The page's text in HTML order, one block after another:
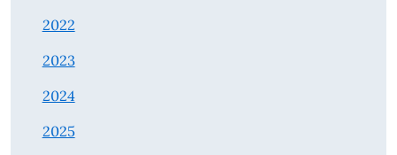
2022
2023
2024
2025